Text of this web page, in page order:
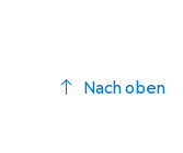
Nach oben